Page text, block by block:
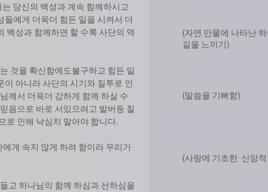
당신의 백성과 계속 함께하시고
에게 더욱더 힘든 일을 시켜서 더
백성과 함께하면 할 수록 사단의 역
것을 확신함에도불구하고 힘든 일
아니라 사단의 시기와 질투로 인
께서 더욱더 강하게 함께 하실 수
음으로 바로 서있으려고 발버둥 칠
로 인해 낙심치 말아야 합니다.
에게 속지 않게 하려 함이라 우리가
고 하나님의 함께 하심과 선하심을
(자연 만물에 나타난
길을 느끼기)
(말씀을 기뻐함)
(사랑에 기초한 신앙